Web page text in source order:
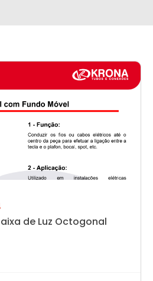
de Luz Octogonal